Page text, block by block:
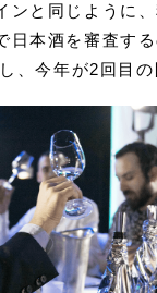
ンと同じように
日本酒を審査する
、今年が2回目の